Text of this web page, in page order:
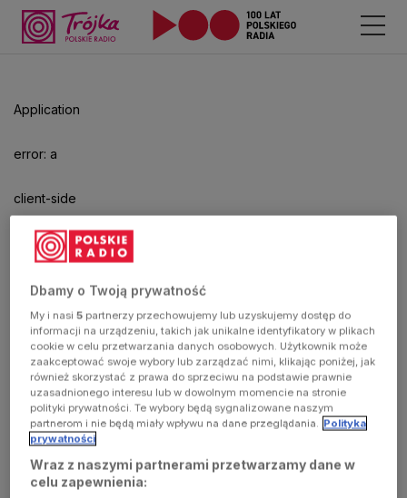
Application
error: a
client-side
exception
has
occurred
(see the
browser
console for
aby
odtwarzać.
Dbamy o Twoją prywatność
My i nasi5 partnerzy przechowujemy lub uzyskujemy dostęp do
informacji na urządzeniu, takich jak unikalne identyfikatory w plikach
cookie w celu przetwarzania danych osobowych. Użytkownik może
zaakceptować swoje wybory lub zarządzać nimi, klikając poniżej, jak
również skorzystać z prawa do sprzeciwu na podstawie prawnie
uzasadnionego interesu lub w dowolnym momencie na stronie
polityki prywatności. Te wybory będą sygnalizowane naszym
partnerom i nie będą miały wpływu na dane przeglądania. Polityka
prywatności
Wraz z naszymi partnerami przetwarzamy dane w
celu zapewnienia: